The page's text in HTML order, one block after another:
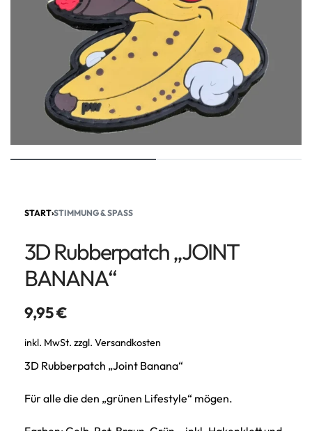
START›STIMMUNG & SPASS
3D Rubberpatch „JOINT
BANANA“
9,95€
inkl. MwSt. zzgl. Versandkosten
3D Rubberpatch „Joint Banana“
Für alle die den „grünen Lifestyle“ mögen.